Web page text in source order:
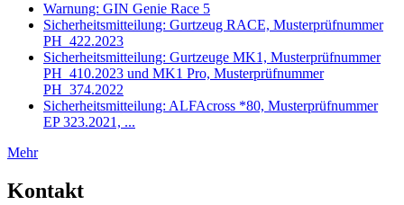
Warnung: GIN Genie Race 5
Sicherheitsmitteilung: Gurtzeug RACE, Musterprüfnummer
PH_422.2023
Sicherheitsmitteilung: Gurtzeuge MK1, Musterprüfnummer
PH_410.2023 und MK1 Pro, Musterprüfnummer
PH_374.2022
Sicherheitsmitteilung: ALFAcross *80, Musterprüfnummer
EP 323.2021, ...
Mehr
Kontakt